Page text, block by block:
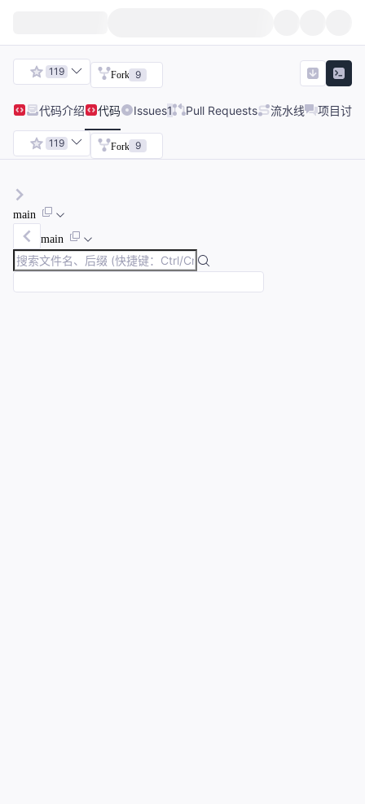
119 Fork 9
代码介绍 代码 Issues1 Pull Requests 流水线 项目讨论
119 Fork 9
main
main